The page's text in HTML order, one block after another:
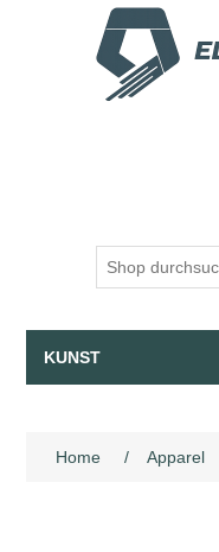
KUNST
Home / Apparel